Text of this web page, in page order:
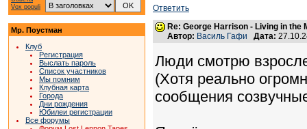
Vox populi
Мр. Поустман
Клуб
Регистрация
Выслать пароль
Список участников
Мы помним
Клубная карта
Города
Дни рождения
Юбилеи регистрации
Все форумы
Ответить
Re: George Harrison - Living in the
Автор: Василь Гафи Дата:
Люди смотрю
(Хотя реально
сообщения